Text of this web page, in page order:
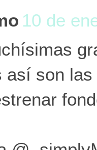
10 de
así son